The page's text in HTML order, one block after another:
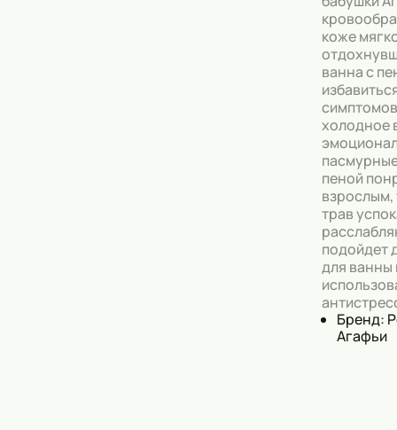
коже
ванна с
холодное
пеной
взрослым,
трав
подойдет
для
Бренд:
Агафьи